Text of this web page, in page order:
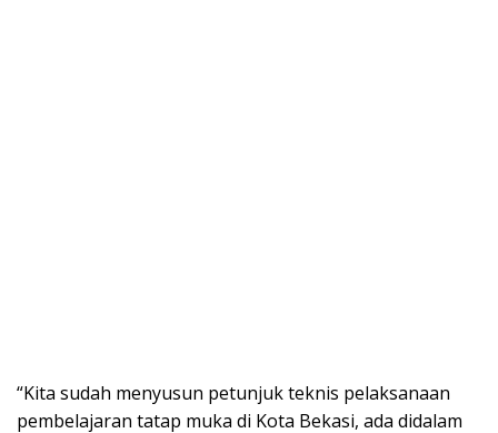
“Kita sudah menyusun petunjuk teknis pelaksanaan
pembelajaran tatap muka di Kota Bekasi, ada didalam